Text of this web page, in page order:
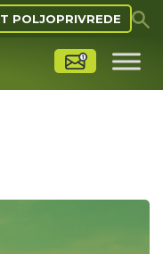
POLJOPRIVREDE